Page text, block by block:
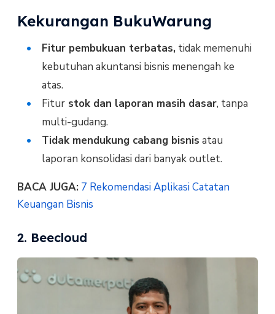
Kekurangan BukuWarung
Fitur pembukuan terbatas,tidak memenuhi
kebutuhan akuntansi bisnis menengah ke
atas.
Fiturstok dan laporan masih dasar, tanpa
multi-gudang.
Tidak mendukung cabang bisnis atau
laporan konsolidasi dari banyak outlet.
BACA JUGA: 7 Rekomendasi Aplikasi Catatan
Keuangan Bisnis
2. Beecloud